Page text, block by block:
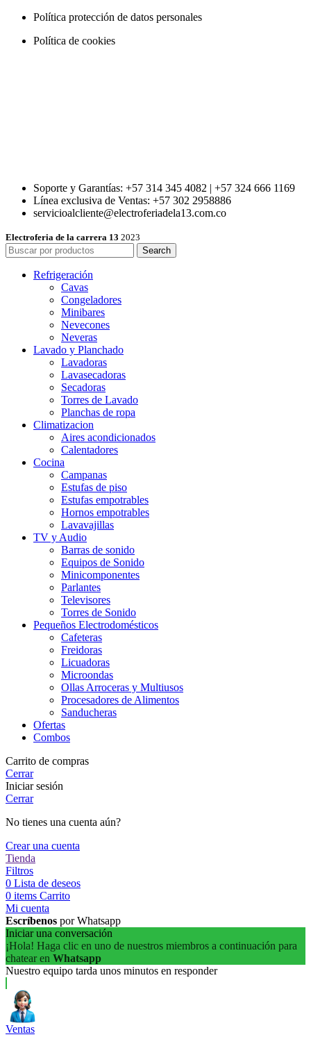
Política protección de datos personales
Política de cookies
Soporte y Garantías: +57 314 345 4082 | +57 324 666 1169
Línea exclusiva de Ventas: +57 302 2958886
servicioalcliente@electroferiadela13.com.co
Electroferia de la carrera 13 2023
Search
Refrigeración
Cavas
Congeladores
Minibares
Nevecones
Neveras
Lavado y Planchado
Lavadoras
Lavasecadoras
Secadoras
Torres de Lavado
Planchas de ropa
Climatizacion
Aires acondicionados
Calentadores
Cocina
Campanas
Estufas de piso
Estufas empotrables
Hornos empotrables
Lavavajillas
TV y Audio
Barras de sonido
Equipos de Sonido
Minicomponentes
Parlantes
Televisores
Torres de Sonido
Pequeños Electrodomésticos
Cafeteras
Freidoras
Licuadoras
Microondas
Ollas Arroceras y Multiusos
Procesadores de Alimentos
Sanducheras
Ofertas
Combos
Carrito de compras
Cerrar
Iniciar sesión
Cerrar
No tienes una cuenta aún?
Crear una cuenta
Tienda
Filtros
0 Lista de deseos
0 items Carrito
Mi cuenta
Escríbenos por Whatsapp
Iniciar una conversación
¡Hola! Haga clic en uno de nuestros miembros a continuación para
chatear en Whatsapp
Nuestro equipo tarda unos minutos en responder
Ventas